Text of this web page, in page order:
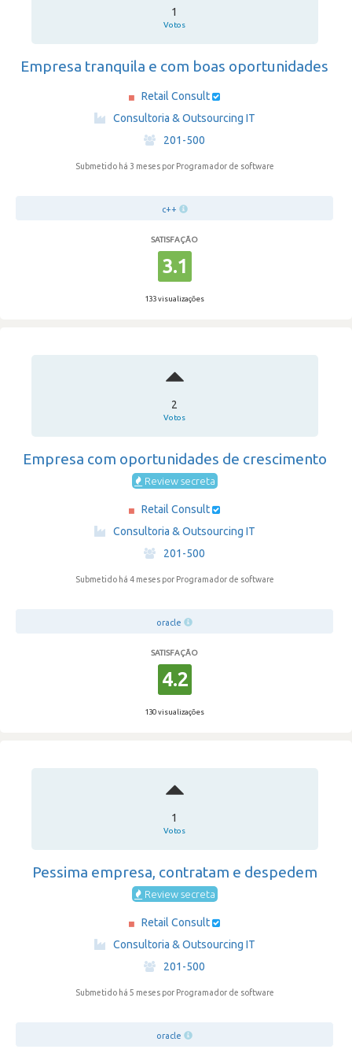
1
Votos
Empresa tranquila e com boas oportunidades
Retail Consult
·
Consultoria & Outsourcing IT
·
201-500
Submetido há 3 meses por Programador de software
c++
SATISFAÇÃO
3.1
133 visualizações
2
Votos
Empresa com oportunidades de crescimento
Review secreta
Retail Consult
·
Consultoria & Outsourcing IT
·
201-500
Submetido há 4 meses por Programador de software
oracle
SATISFAÇÃO
4.2
130 visualizações
1
Votos
Pessima empresa, contratam e despedem
Review secreta
Retail Consult
·
Consultoria & Outsourcing IT
·
201-500
Submetido há 5 meses por Programador de software
oracle